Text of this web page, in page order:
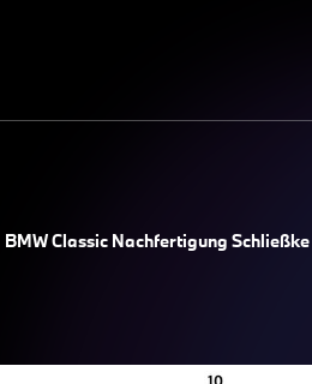
BMW Classic Nachfertigung